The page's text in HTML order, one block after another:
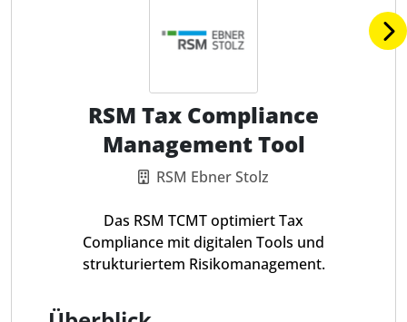
RSM Tax Compliance
Management Tool
RSM Ebner Stolz
Das RSM TCMT optimiert Tax
Compliance mit digitalen Tools und
strukturiertem Risikomanagement.